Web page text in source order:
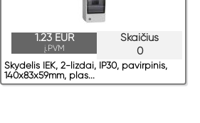
Skaičius
0
1.23 EUR
į.PVM
Skydelis IEK, 2-lizdai, IP30, pavirрinis,
140x83x59mm, plas...